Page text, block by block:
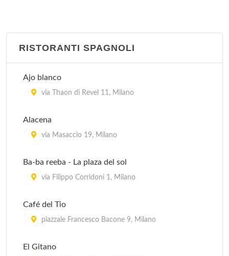
RISTORANTI SPAGNOLI
Ajo blanco
via Thaon di Revel 11, Milano
Alacena
via Masaccio 19, Milano
Ba-ba reeba - La plaza del sol
via Filippo Corridoni 1, Milano
Café del Tio
piazzale Francesco Bacone 9, Milano
El Gitano